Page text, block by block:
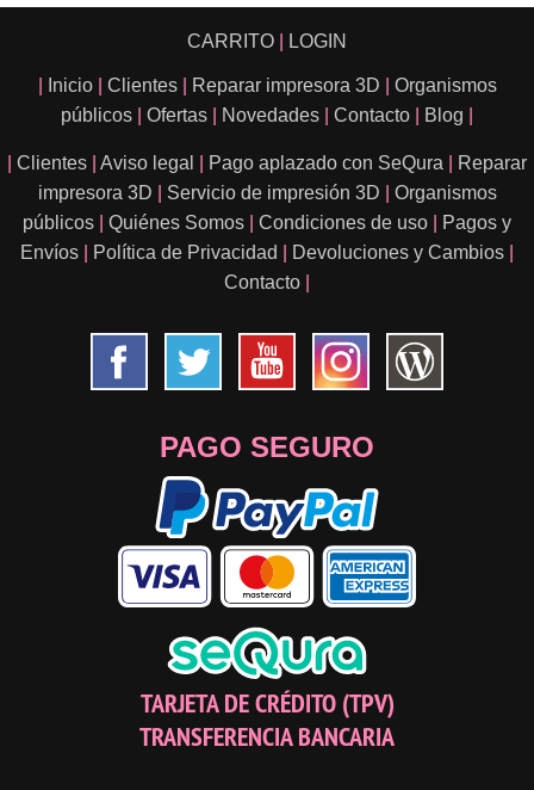
CARRITO LOGIN
Inicio Clientes Reparar impresora 3D
Organismos
públicos
Ofertas Novedades Contacto Blog
Clientes Aviso legal Pago aplazado con SeQura
Reparar
impresora 3D
Servicio de impresión 3D
Organismos
públicos
Quiénes Somos Condiciones de uso
Pagos y
Envíos
Política de Privacidad Devoluciones y Cambios
Contacto
PAGO SEGURO
TARJETA DE CRÉDITO (TPV)
TRANSFERENCIA BANCARIA